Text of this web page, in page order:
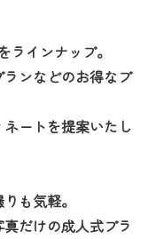
ラインナップ。
ンなどのお得なプ
ートを提案いたし
も気軽。
だけの成人式プラ